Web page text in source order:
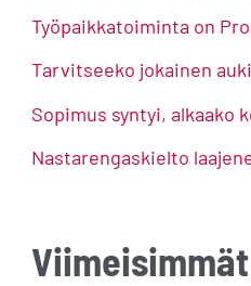
f
o
Työpaikkatoiminta on
Tarvitseeko jokainen
Sopimus syntyi, alkaako
Nastarengaskielto